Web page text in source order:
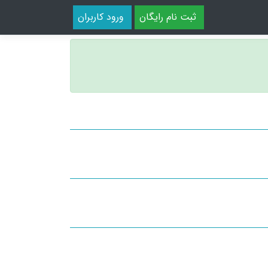
ثبت نام رایگان ورود کاربران